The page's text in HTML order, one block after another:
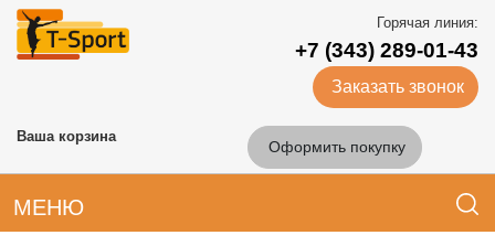
Горячая линия:
+7 (343) 289-01-43
Заказать звонок
Ваша корзина
Оформить покупку
МЕНЮ